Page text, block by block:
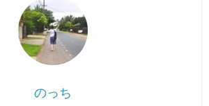
のっち